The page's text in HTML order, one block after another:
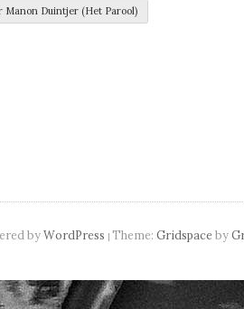
Duintjer (Het Parool)
byWordPress | Theme: Gridspaceby